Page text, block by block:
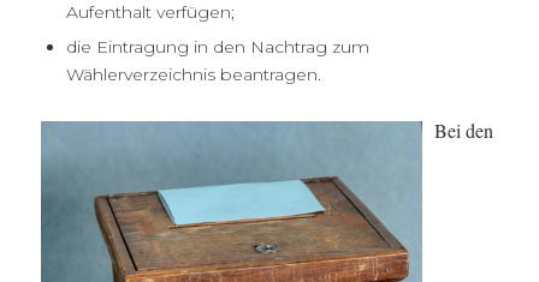
Aufenthalt verfügen;
die Eintragung in den Nachtrag zum
Wählerverzeichnis beantragen.
Bei den